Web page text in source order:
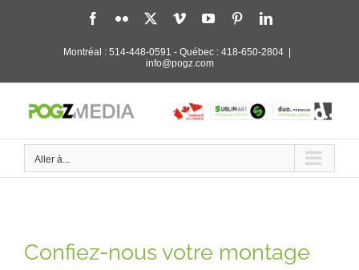
Facebook
Flickr VimeoYouTubePinterestLinkedIn
Montréal : 514-448-0591 - Québec : 418-650-2804
info@pogz.com
Aller à...
Confiez-nous votre montage